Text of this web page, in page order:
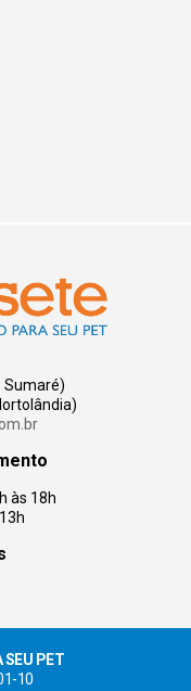
Sumaré)
às 18h
SEU PET
10